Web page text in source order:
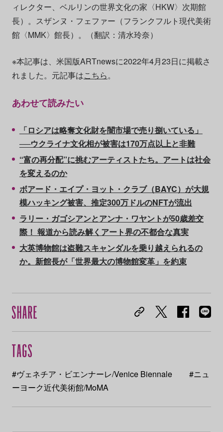
ィレクター、ベルリンの世界文化の家〈HKW〉次期館
長）。スザンヌ・フェファー（フランクフルト現代美術
館〈MMK〉館長）。（翻訳：清水玲奈）
※本記事は、米国版ARTnewsに2022年4月23日に掲載さ
れました。元記事はこちら。
あわせて読みたい
「ロシアは略奪文化財を闇市場で売り捌いている」
──ウクライナ文化相が被害は170万点以上と非難
“富の再分配”に挑むアーティストたち。アートは社会
を変えるのか
ボアード・エイプ・ヨット・クラブ（BAYC）が大規
模ハッキング被害、推定300万ドルのNFTが流出
ラリー・ガゴシアンとアンナ・ワヤントが50歳差交
際！ 報道から読み解くアート界の不都合な真実
大英博物館は盗難スキャンダルを乗り越えられるの
か。新館長が「世界最大の博物館変革」を約束
#ヴェネチア・ビエンナーレ/Venice Biennale
#ニュ
ーヨーク近代美術館/MoMA